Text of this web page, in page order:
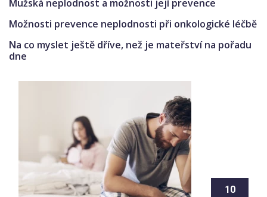
Mužská neplodnost a možnosti její prevence
Možnosti prevence neplodnosti při onkologické léčbě
Na co myslet ještě dříve, než je mateřství na pořadu
dne
10